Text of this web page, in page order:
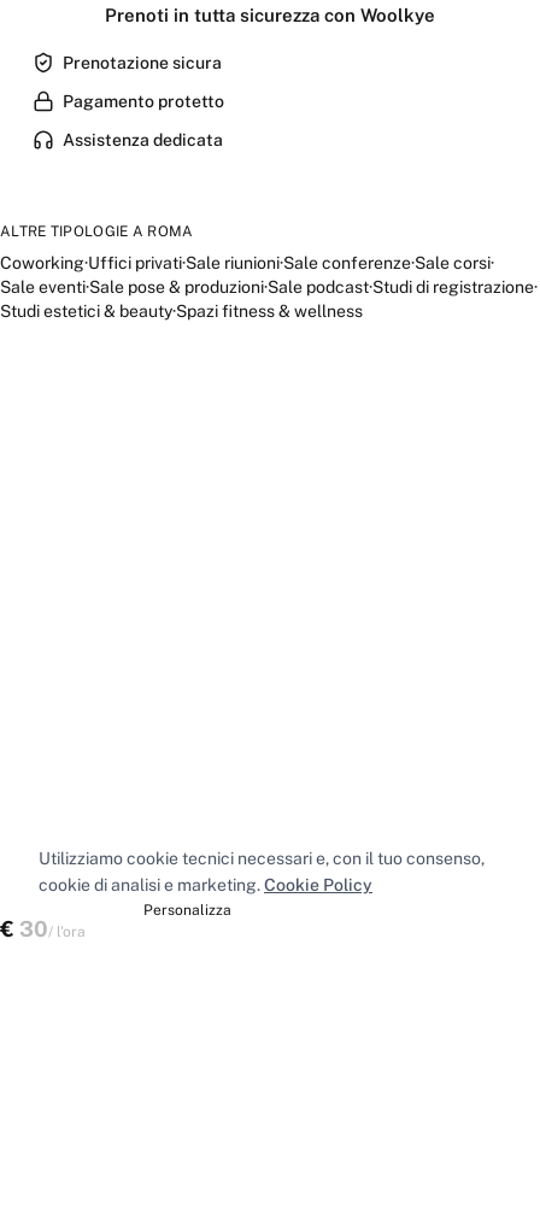
Prenoti in tutta sicurezza con Woolkye
Prenotazione sicura
Pagamento protetto
Assistenza dedicata
ALTRE TIPOLOGIE A ROMA
Coworking·Uffici privati·Sale riunioni·Sale conferenze·Sale corsi·
Sale eventi·Sale pose & produzioni·Sale podcast·Studi di registrazione·
Studi estetici & beauty·Spazi fitness & wellness
€ 30/ l'ora
Utilizziamo cookie tecnici necessari e, con il tuo consenso,
cookie di analisi e marketing.Cookie Policy
Personalizza